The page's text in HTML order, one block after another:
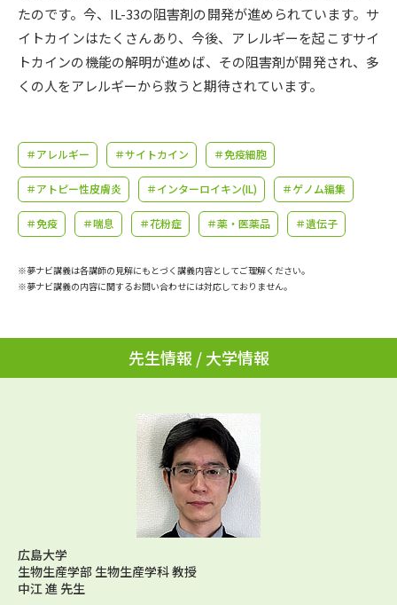
新生活お役立ちガイド
学問発見 学問検索
大学で学びたい学問発見
学問のミニ講義「夢ナビ講義」 学問分野解説
学問の教科書 夢ナビライブ
大学進学IDについて
個人情報取扱規定
テレメール進学カタログ
訂正のご案内
たのです。今、IL-33の阻害剤の開発が進められています。サ
イトカインはたくさんあり、今後、アレルギーを起こすサイ
トカインの機能の解明が進めば、その阻害剤が開発され、多
くの人をアレルギーから救うと期待されています。
＃アレルギー ＃サイトカイン ＃免疫細胞
＃アトピー性皮膚炎 ＃インターロイキン(IL) ＃ゲノム編集
＃免疫 ＃喘息 ＃花粉症 ＃薬・医薬品 ＃遺伝子
※夢ナビ講義は各講師の見解にもとづく講義内容としてご理解ください。
※夢ナビ講義の内容に関するお問い合わせには対応しておりません。
先生情報 / 大学情報
広島大学
生物生産学部 生物生産学科 教授
中江 進 先生